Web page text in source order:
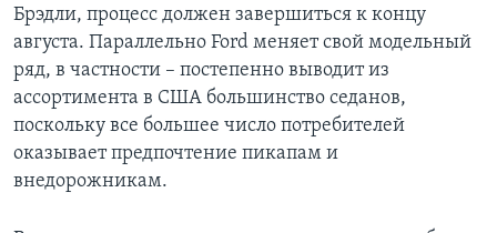
Брэдли, процесс должен завершиться к концу
августа. Параллельно Ford меняет свой модельный
ряд, в частности – постепенно выводит из
ассортимента в США большинство седанов,
поскольку все большее число потребителей
оказывает предпочтение пикапам и
внедорожникам.